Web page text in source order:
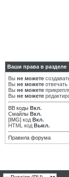
Ваши права в разделе
Вы не можете
Вы не можете
Вы не можете
Вы не можете
BB коды Вкл.
Смайлы Вкл.
[IMG] код Вкл.
HTML код Выкл.
Правила форума